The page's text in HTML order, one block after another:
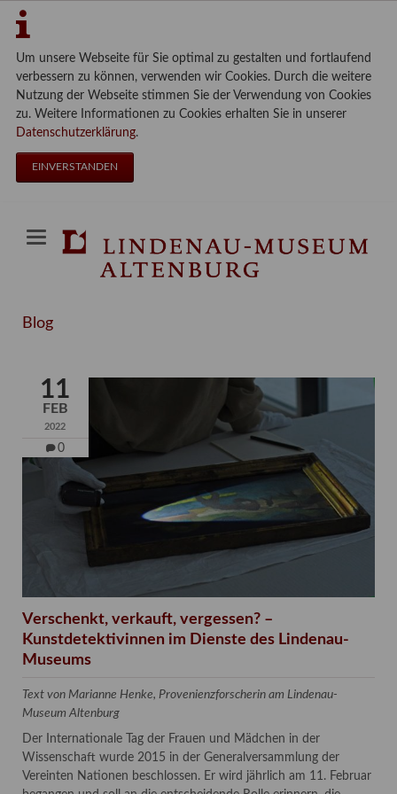
Um unsere Webseite für Sie optimal zu gestalten und fortlaufend
verbessern zu können, verwenden wir Cookies. Durch die weitere
Nutzung der Webseite stimmen Sie der Verwendung von Cookies
zu. Weitere Informationen zu Cookies erhalten Sie in unserer
Datenschutzerklärung.
EINVERSTANDEN
Blog
11
FEB
2022
0
Verschenkt, verkauft, vergessen? –
Kunstdetektivinnen im Dienste des Lindenau-
Museums
Text von Marianne Henke, Provenienzforscherin am Lindenau-
Museum Altenburg
Der Internationale Tag der Frauen und Mädchen in der
Wissenschaft wurde 2015 in der Generalversammlung der
Vereinten Nationen beschlossen. Er wird jährlich am 11. Februar